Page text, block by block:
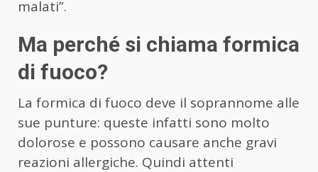
malati”.
Ma perché si chiama formica
di fuoco?
La formica di fuoco deve il soprannome alle
sue punture: queste infatti sono molto
dolorose e possono causare anche gravi
reazioni allergiche. Quindi attenti